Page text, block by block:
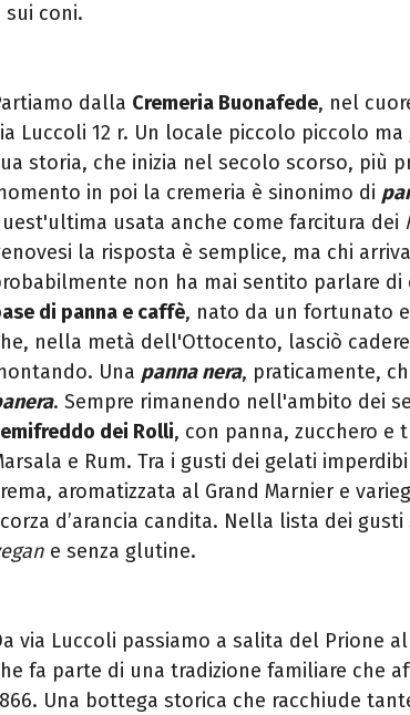
sui coni.
dalla Cremeria Buonafede, nel
Luccoli 12 r. Un locale piccolo piccolo
storia, che inizia nel secolo scorso, più
in poi la cremeria è sinonimo di
usata anche come farcitura dei
la risposta è semplice, ma chi
non ha mai sentito parlare
di panna e caffè, nato da un fortunato
nella metà dell'Ottocento, lasciò
Una panna nera, praticamente,
. Sempre rimanendo nell'ambito dei
dei Rolli, con panna, zucchero e
e Rum. Tra i gusti dei gelati
aromatizzata al Grand Marnier e
d’arancia candita. Nella lista dei
e senza glutine.
via Luccoli passiamo a salita del Prione
fa parte di una tradizione familiare che
Una bottega storica che racchiude